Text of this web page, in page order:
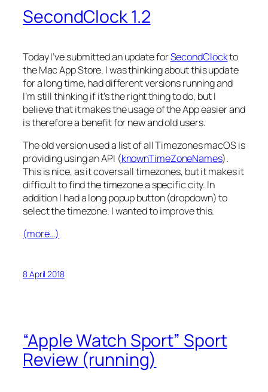
SecondClock 1.2
Today I’ve submitted an update forSecondClockto
the Mac App Store. I was thinking about this update
for a long time, had different versions running and
I’m still thinking if it’s the right thing to do, but I
believe that it makes the usage of the App easier and
is therefore a benefit for new and old users.
The old version used a list of all Timezones macOS is
providing using an API (knownTimeZoneNames).
This is nice, as it covers all timezones, but it makes it
difficult to find the timezone a specific city. In
addition I had a long popup button (dropdown) to
select the timezone. I wanted to improve this.
(more…)
8 April 2018
“Apple Watch Sport” Sport
Review (running)